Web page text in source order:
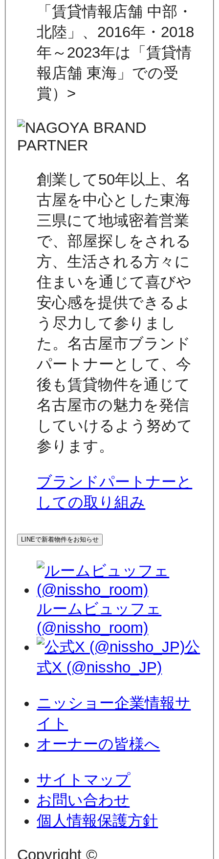
「賃貸情報店舗 中部・
北陸」、2016年・2018
年～2023年は「賃貸情
報店舗 東海」での受
賞）>
創業して50年以上、名
古屋を中心とした東海
三県にて地域密着営業
で、部屋探しをされる
方、生活される方々に
住まいを通じて喜びや
安心感を提供できるよ
う尽力して参りまし
た。名古屋市ブランド
パートナーとして、今
後も賃貸物件を通じて
名古屋市の魅力を発信
していけるよう努めて
参ります。
ブランドパートナーと
しての取り組み
LINEで新着物件をお知らせ
ルームビュッフェ
(@nissho_room)
公
式X (@nissho_JP)
ニッショー企業情報サ
イト
オーナーの皆様へ
サイトマップ
お問い合わせ
個人情報保護方針
Copyright ©